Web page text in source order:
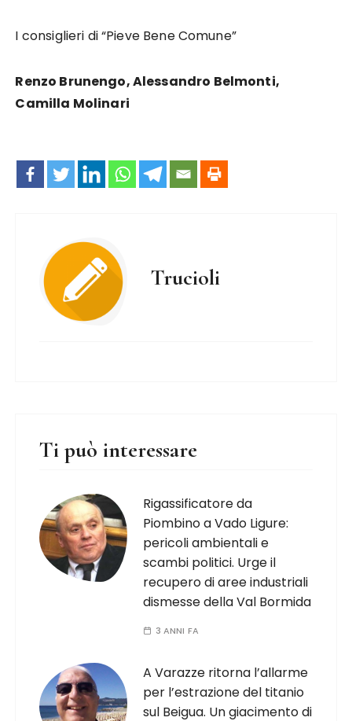
I consiglieri di “Pieve Bene Comune”
Renzo Brunengo, Alessandro Belmonti,
Camilla Molinari
Trucioli
Ti può interessare
Rigassificatore da
Piombino a Vado Ligure:
pericoli ambientali e
scambi politici. Urge il
recupero di aree industriali
dismesse della Val Bormida
3 ANNI FA
A Varazze ritorna l’allarme
per l’estrazione del titanio
sul Beigua. Un giacimento di